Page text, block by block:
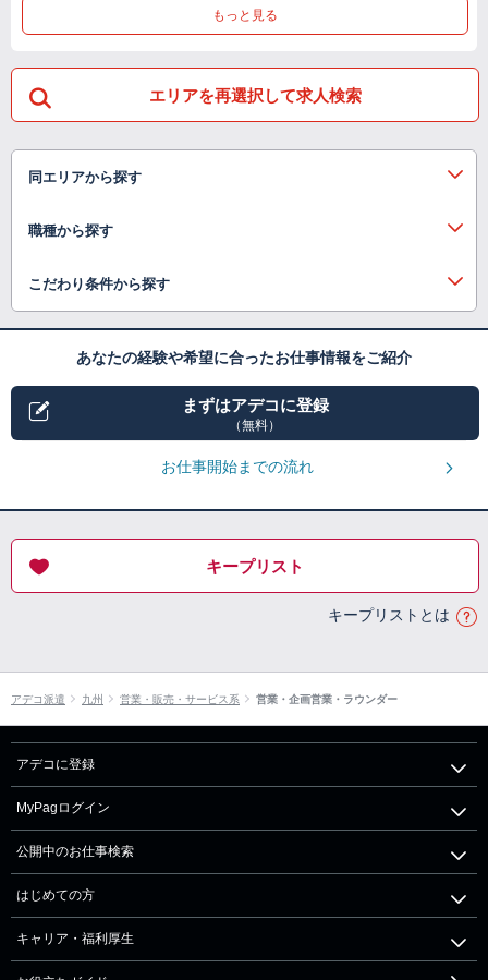
もっと見る
エリアを再選択して求人検索
同エリアから探す
職種から探す
こだわり条件から探す
あなたの経験や希望に合ったお仕事情報をご紹介
まずはアデコに登録
（無料）
お仕事開始までの流れ
キープリスト
キープリストとは
アデコ派遣 九州 営業・販売・サービス系 営業・企画営業・ラウンダー
アデコに登録
MyPagログイン
公開中のお仕事検索
はじめての方
キャリア・福利厚生